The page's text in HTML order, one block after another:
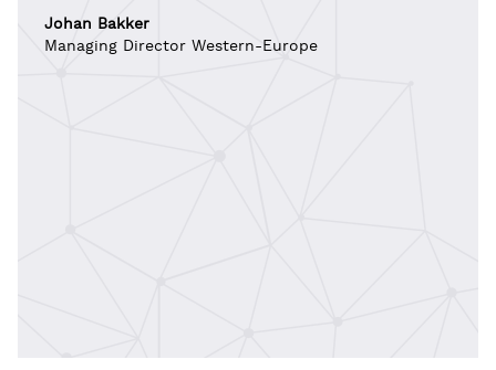
Johan Bakker
Managing Director Western-Europe